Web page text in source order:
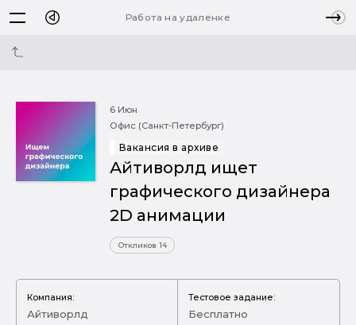
Работа на удаленке
6 Июн
Офис (Санкт-Петербург)
Вакансия в архиве
Айтиворлд ищет
графического дизайнера
2D анимации
Откликов 14
Компания:
Айтиворлд
Тестовое задание:
Бесплатно